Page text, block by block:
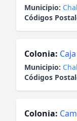
Municipio:
Códigos
Colonia:
Municipio:
Códigos
Colonia: